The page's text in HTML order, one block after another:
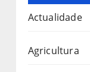
Actualidade
Agricultura